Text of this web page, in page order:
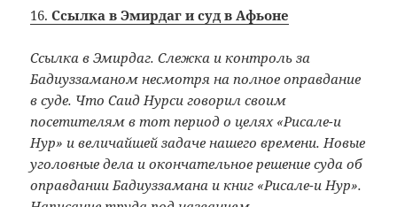
16.Ссылка в Эмирдаг и суд в Афьоне
Ссылка в Эмирдаг. Слежка и контроль за
Бадиуззаманом несмотря на полное оправдание
в суде. Что Саид Нурси говорил своим
посетителям в тот период о целях «Рисале-и
Нур» и величайшей задаче нашего времени. Новые
уголовные дела и окончательное решение суда об
оправдании Бадиуззамана и книг «Рисале-и Нур».